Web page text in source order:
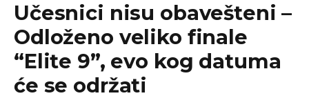
Učesnici nisu obavešteni –
Odloženo veliko finale
“Elite 9”, evo kog datuma
će se održati